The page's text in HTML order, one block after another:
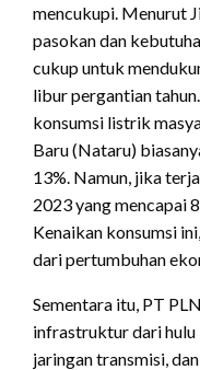
mencukupi. Menurut
pasokan dan
cukup untuk
libur pergantian
konsumsi listrik
Baru (Nataru)
13%. Namun, jika
2023 yang mencapai
Kenaikan konsumsi
dari pertumbuhan
Sementara itu, PT
infrastruktur dari
jaringan transmisi,